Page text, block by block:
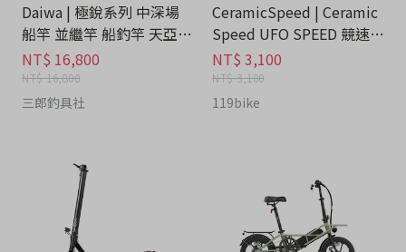
Daiwa | 極銳系列 中深場
船竿 並繼竿 船釣竿 天亞白
帶魚竿TENYA - 運動戶外
分期
NT$ 16,800
NT$ 16,800
三郎釣具社
CeramicSpeed | Ceramic
Speed UFO SPEED 競速鏈
條蠟套裝組 - 運動戶外分期
NT$ 3,100
NT$ 3,100
119bike